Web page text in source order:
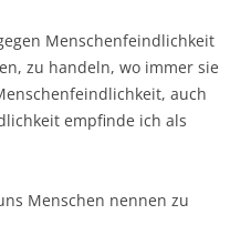
Menschenfeindlichkeit
zu handeln, wo immer sie
auch
empfinde ich als
Menschen nennen zu